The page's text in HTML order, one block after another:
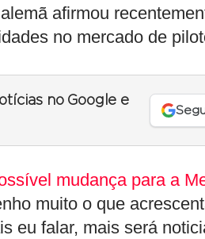
afirmou
no mercado de
no Google e
mudança para a
muito o que
eu falar, mais será